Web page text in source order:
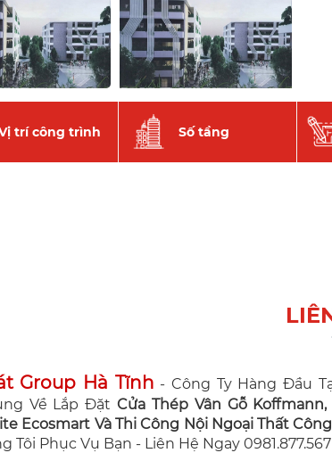
trí công trình Số tầng
Group Hà Tĩnh - Công Ty Hàng Đầu
Về Lắp ĐặtCửa Thép Vân Gỗ
Ecosmart Và Thi Công Nội Ngoại Thất
Tôi Phục Vụ Bạn - Liên Hệ Ngay 0981.877.567